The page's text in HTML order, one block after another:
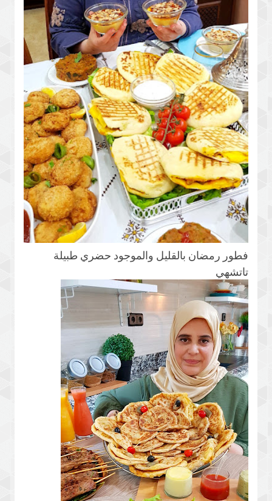
فطور رمضان بالقليل والموجود حضري طبيلة
تاتشهي